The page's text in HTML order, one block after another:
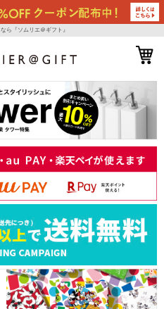
ら『ソムリエ＠ギフト』